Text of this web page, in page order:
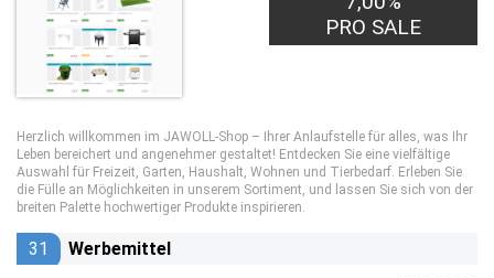
PRO SALE
Herzlich willkommen im JAWOLL-Shop – Ihrer Anlaufstelle für alles, was Ihr
Leben bereichert und angenehmer gestaltet! Entdecken Sie eine vielfältige
Auswahl für Freizeit, Garten, Haushalt, Wohnen und Tierbedarf. Erleben Sie
die Fülle an Möglichkeiten in unserem Sortiment, und lassen Sie sich von der
breiten Palette hochwertiger Produkte inspirieren.
31 Werbemittel